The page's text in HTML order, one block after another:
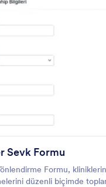
Sevk Formu
Formu,
düzenli biçimde